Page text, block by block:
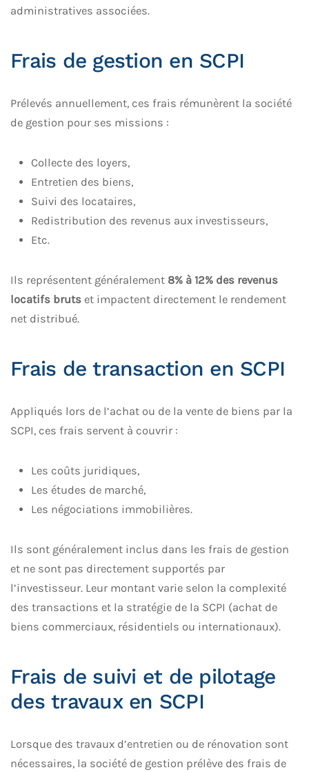
administratives associées.
Frais de gestion en SCPI
Prélevés annuellement, ces frais rémunèrent la société
de gestion pour ses missions :
Collecte des loyers,
Entretien des biens,
Suivi des locataires,
Redistribution des revenus aux investisseurs,
Etc.
Ils représentent généralement 8% à 12% des revenus
locatifs bruts et impactent directement le rendement
net distribué.
Frais de transaction en SCPI
Appliqués lors de l’achat ou de la vente de biens par la
SCPI, ces frais servent à couvrir :
Les coûts juridiques,
Les études de marché,
Les négociations immobilières.
Ils sont généralement inclus dans les frais de gestion
et ne sont pas directement supportés par
l’investisseur. Leur montant varie selon la complexité
des transactions et la stratégie de la SCPI (achat de
biens commerciaux, résidentiels ou internationaux).
Frais de suivi et de pilotage
des travaux en SCPI
Lorsque des travaux d’entretien ou de rénovation sont
nécessaires, la société de gestion prélève des frais de